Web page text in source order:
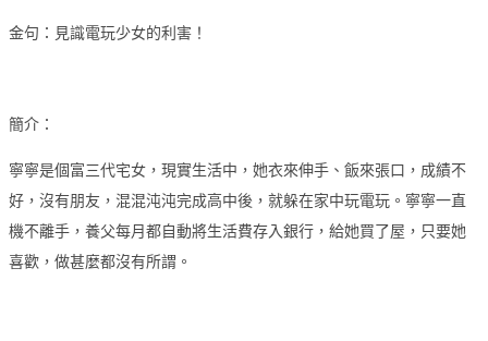
金句：見識電玩少女的利害！
簡介：
寧寧是個富三代宅女，現實生活中，她衣來伸手、飯來張口，成績不
好，沒有朋友，混混沌沌完成高中後，就躲在家中玩電玩。寧寧一直
機不離手，養父每月都自動將生活費存入銀行，給她買了屋，只要她
喜歡，做甚麼都沒有所謂。